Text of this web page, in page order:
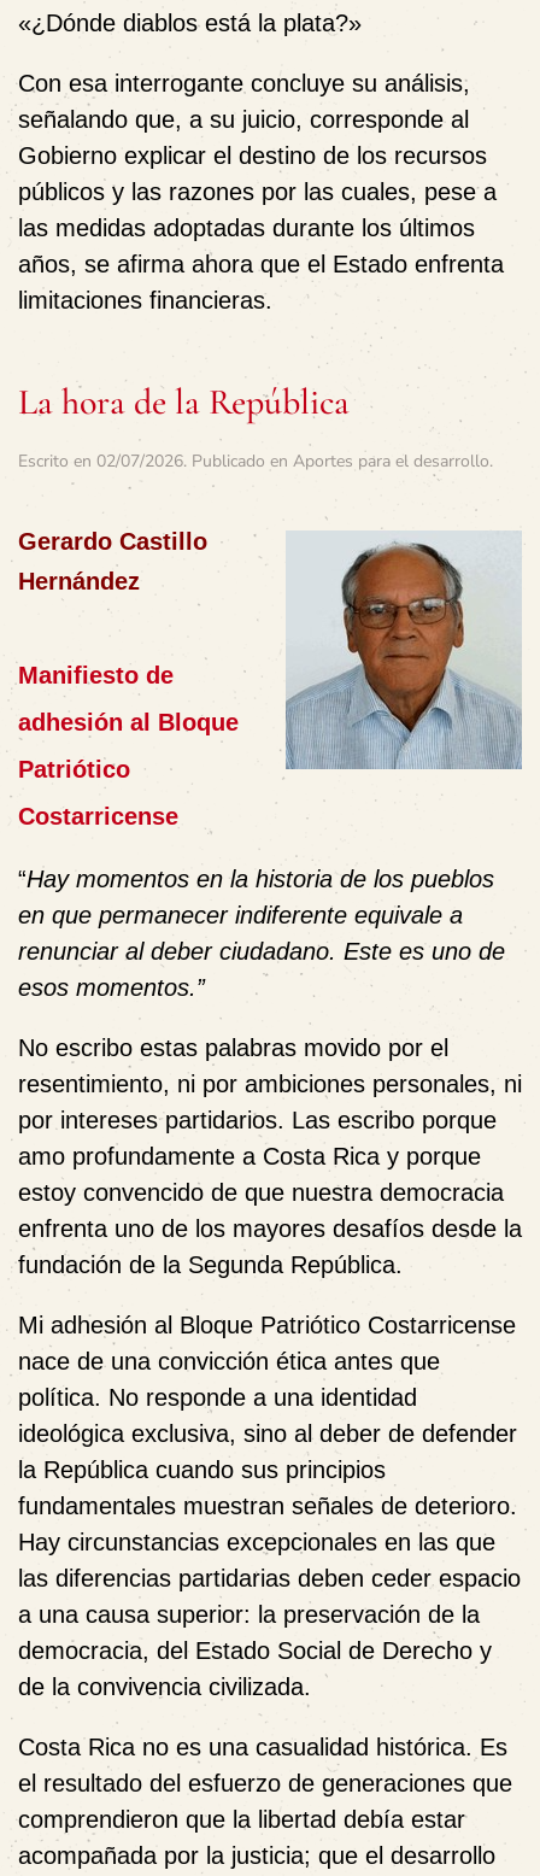
«¿Dónde diablos está la plata?»
Con esa interrogante concluye su análisis,
señalando que, a su juicio, corresponde al
Gobierno explicar el destino de los recursos
públicos y las razones por las cuales, pese a
las medidas adoptadas durante los últimos
años, se afirma ahora que el Estado enfrenta
limitaciones financieras.
La hora de la República
Escrito en 02/07/2026. Publicado en Aportes para el desarrollo.
Gerardo Castillo
Hernández
Manifiesto de
adhesión al Bloque
Patriótico
Costarricense
“Hay momentos en la historia de los pueblos
en que permanecer indiferente equivale a
renunciar al deber ciudadano. Este es uno de
esos momentos.”
No escribo estas palabras movido por el
resentimiento, ni por ambiciones personales, ni
por intereses partidarios. Las escribo porque
amo profundamente a Costa Rica y porque
estoy convencido de que nuestra democracia
enfrenta uno de los mayores desafíos desde la
fundación de la Segunda República.
Mi adhesión al Bloque Patriótico Costarricense
nace de una convicción ética antes que
política. No responde a una identidad
ideológica exclusiva, sino al deber de defender
la República cuando sus principios
fundamentales muestran señales de deterioro.
Hay circunstancias excepcionales en las que
las diferencias partidarias deben ceder espacio
a una causa superior: la preservación de la
democracia, del Estado Social de Derecho y
de la convivencia civilizada.
Costa Rica no es una casualidad histórica. Es
el resultado del esfuerzo de generaciones que
comprendieron que la libertad debía estar
acompañada por la justicia; que el desarrollo